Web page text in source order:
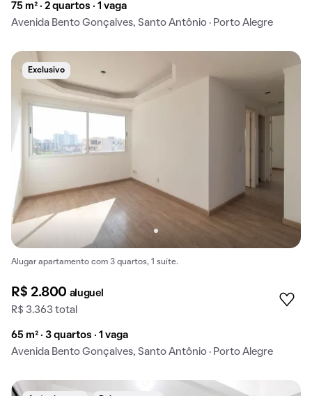
75 m² · 2 quartos · 1 vaga
Avenida Bento Gonçalves, Santo Antônio · Porto Alegre
Exclusivo
Alugar apartamento com 3 quartos, 1 suíte.
R$ 2.800 aluguel
R$ 3.363 total
65 m² · 3 quartos · 1 vaga
Avenida Bento Gonçalves, Santo Antônio · Porto Alegre